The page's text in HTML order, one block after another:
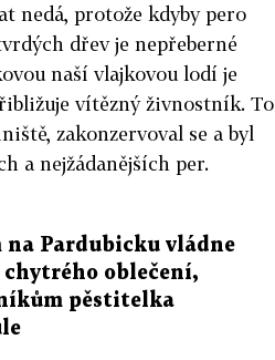
nedá, protože kdyby pero
dřev je nepřeberné
naší vlajkovou lodí je
vítězný živnostník. To
zakonzervoval se a byl
a nejžádanějších per.
na Pardubicku vládne
chytrého oblečení,
pěstitelka